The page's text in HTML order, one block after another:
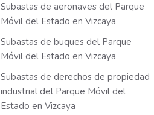
Subastas de aeronaves del Parque
Móvil del Estado en Vizcaya
Subastas de buques del Parque
Móvil del Estado en Vizcaya
Subastas de derechos de propiedad
industrial del Parque Móvil del
Estado en Vizcaya